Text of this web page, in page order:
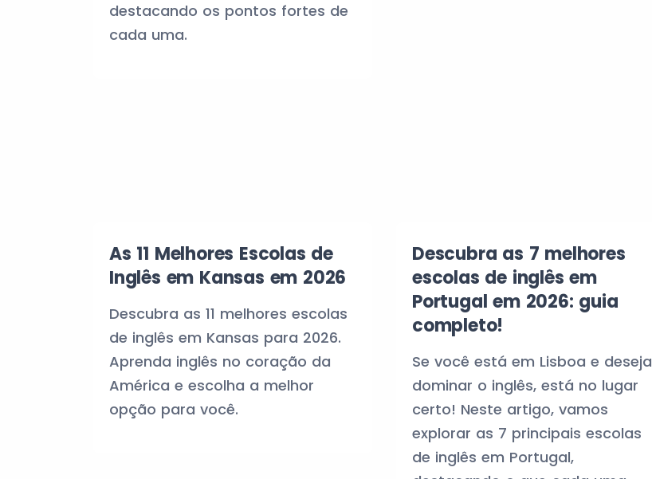
destacando os pontos fortes de
cada uma.
As 11 Melhores Escolas de
Inglês em Kansas em 2026
Descubra as 11 melhores escolas
de inglês em Kansas para 2026.
Aprenda inglês no coração da
América e escolha a melhor
opção para você.
Descubra as 7 melhores
escolas de inglês em
Portugal em 2026: guia
completo!
Se você está em Lisboa e deseja
dominar o inglês, está no lugar
certo! Neste artigo, vamos
explorar as 7 principais escolas
de inglês em Portugal,